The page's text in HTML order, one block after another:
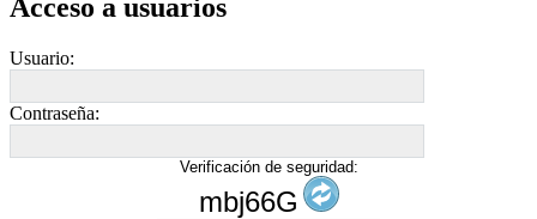
Acceso a usuarios
Usuario:
Contraseña:
Verificación de seguridad:
mbj66G